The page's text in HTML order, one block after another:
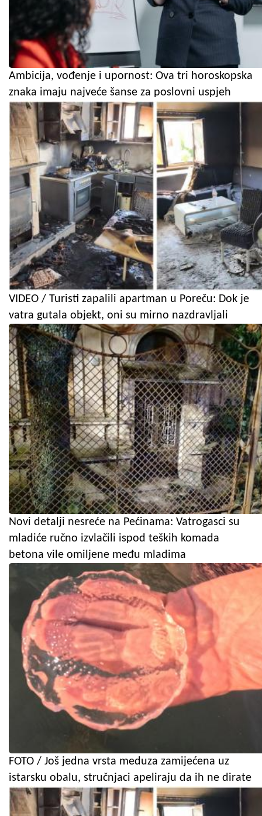
Ambicija, vođenje i upornost: Ova tri horoskopska
znaka imaju najveće šanse za poslovni uspjeh
VIDEO / Turisti zapalili apartman u Poreču: Dok je
vatra gutala objekt, oni su mirno nazdravljali
Novi detalji nesreće na Pećinama: Vatrogasci su
mladiće ručno izvlačili ispod teških komada
betona vile omiljene među mladima
FOTO / Još jedna vrsta meduza zamijećena uz
istarsku obalu, stručnjaci apeliraju da ih ne dirate